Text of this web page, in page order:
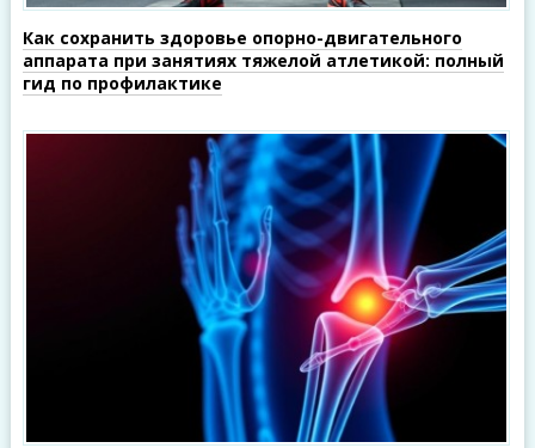
Как сохранить здоровье опорно-двигательного
аппарата при занятиях тяжелой атлетикой: полный
гид по профилактике